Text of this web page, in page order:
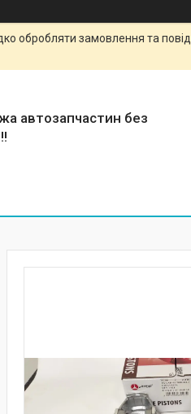
обробляти замовлення та
автозапчастин без